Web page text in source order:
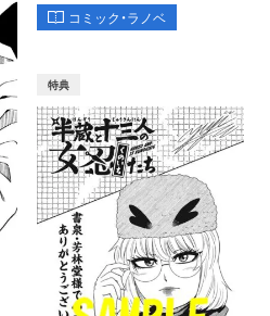
コミック・ラノベ
特典